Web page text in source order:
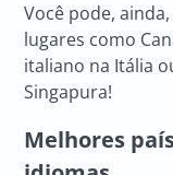
Você pode,
lugares como
italiano na Itália
Singapura!
Melhores